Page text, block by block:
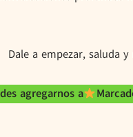
Dale a empezar, saluda
agregarnos a